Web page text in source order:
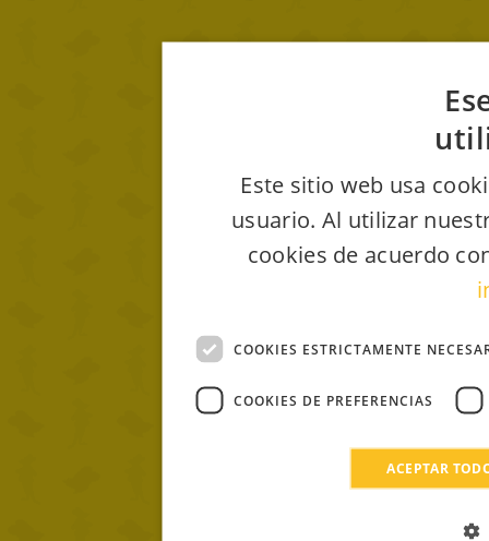
Este sitio web usa
usuario. Al utilizar
cookies de acuerdo
COOKIES ESTRICTAMENTE
COOKIES DE PREFERENCIAS
ACEPTAR